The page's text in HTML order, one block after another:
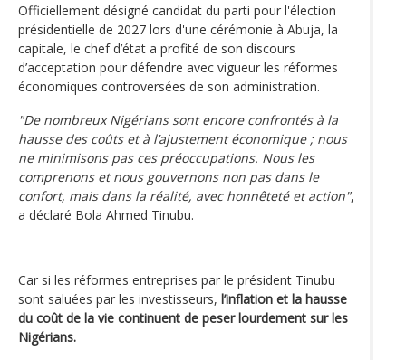
Officiellement désigné candidat du parti pour l'élection
présidentielle de 2027 lors d'une cérémonie à Abuja, la
capitale, le chef d’état a profité de son discours
d’acceptation pour défendre avec vigueur les réformes
économiques controversées de son administration.
"De nombreux Nigérians sont encore confrontés à la
hausse des coûts et à l’ajustement économique ; nous
ne minimisons pas ces préoccupations. Nous les
comprenons et nous gouvernons non pas dans le
confort, mais dans la réalité, avec honnêteté et action",
a déclaré Bola Ahmed Tinubu.
Car si les réformes entreprises par le président Tinubu
sont saluées par les investisseurs, l’inflation et la hausse
du coût de la vie continuent de peser lourdement sur les
Nigérians.